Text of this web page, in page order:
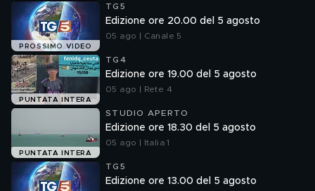
PROSSIMO VIDEO
TG5
Edizione ore 20.00 del 5 agosto
05 ago | Canale 5
PUNTATA INTERA
TG4
Edizione ore 19.00 del 5 agosto
05 ago | Rete 4
PUNTATA INTERA
STUDIO APERTO
Edizione ore 18.30 del 5 agosto
05 ago | Italia 1
TG5
Edizione ore 13.00 del 5 agosto